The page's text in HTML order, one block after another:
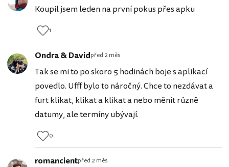
Koupil jsem leden na první pokus přes apku
1
Ondra & Davidpřed 2 měs
Tak se mi to po skoro 5 hodinách boje s aplikací
povedlo. Ufff bylo to náročný. Chce to nezdávat a
furt klikat, klikat a klikat a nebo měnit různě
datumy, ale termíny ubývají.
0
romancientpřed 2 měs